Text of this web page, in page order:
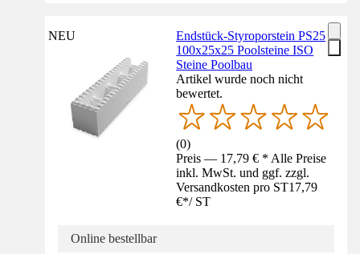
NEU
Endstück-Styroporstein PS25
100x25x25 Poolsteine ISO
Steine Poolbau
Artikel wurde noch nicht
bewertet.
(0)
Preis — 17,79 € * Alle Preise
inkl. MwSt. und ggf. zzgl.
Versandkosten pro ST17,79
€*/ ST
Online bestellbar